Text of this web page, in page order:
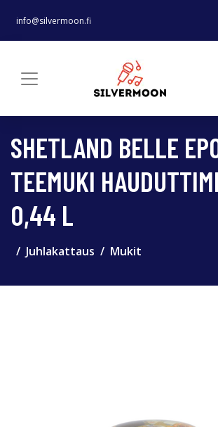
info@silvermoon.fi
SHETLAND BELLE
TEEMUKI
0,44 L
Juhlakattaus Mukit